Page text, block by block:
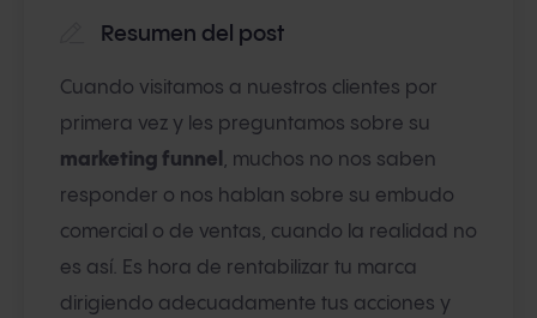
Resumen del post
Cuando visitamos a nuestros clientes por
primera vez y les preguntamos sobre su
marketing funnel , muchos no nos saben
responder o nos hablan sobre su embudo
comercial o de ventas, cuando la realidad no
es así. Es hora de rentabilizar tu marca
dirigiendo adecuadamente tus acciones y